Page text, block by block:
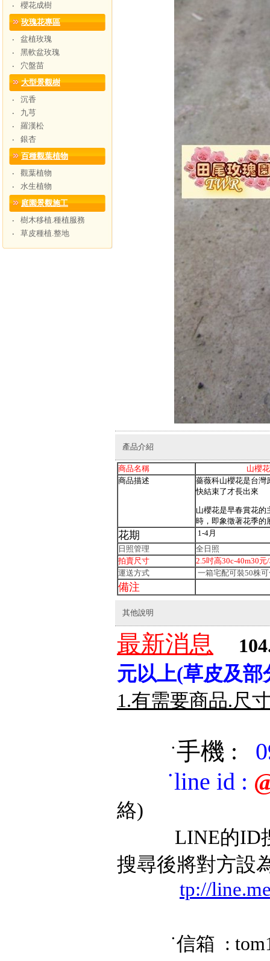
‧
櫻花成樹
玫瑰花專區
‧
盆植玫瑰
‧
黑軟盆玫瑰
‧
穴盤苗
大型景觀樹
‧
沉香
‧
九芎
‧
羅漢松
‧
銀杏
百種觀葉植物
‧
觀葉植物
‧
水生植物
庭園景觀施工
‧
樹木移植.種植服務
‧
草皮種植.整地
產品介紹
商品名稱
山櫻花、
商品描述
薔薇科山櫻花是台灣
快結束了才長出來
山櫻花是早春賞花的
時，即象徵著花季的
花期
1-4月
日照管理
全日照
拍賣尺寸
2.5吋高30c-40m30
運送方式
一箱宅配可裝50株
備注
其他說明
最新消息
元以上(草皮及
1.有需要商品.尺
˙手機 :
˙line id :
絡)
LINE的ID搜
搜尋後將對方設
tp://
˙信箱 :